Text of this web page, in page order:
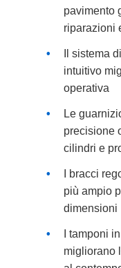
pavimento
riparazioni
Il sistema
intuitivo
operativa
Le
precisione
cilindri e
I bracci
più ampio
dimensioni
I tamponi
migliorano